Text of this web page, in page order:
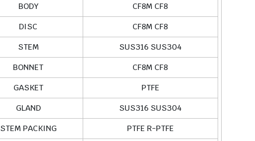
BODY
CF8M CF8
DISC
CF8M CF8
STEM
SUS316 SUS304
BONNET
CF8M CF8
GASKET
PTFE
GLAND
SUS316 SUS304
STEM PACKING
PTFE R-PTFE